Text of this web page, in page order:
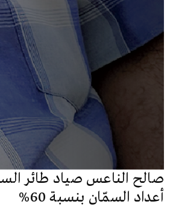
صالح الناعس صياد طائر
أعداد السمّان بنسبة 60%